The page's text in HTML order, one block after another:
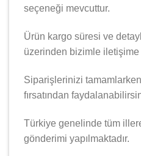
seçeneği mevcuttur.
Ürün kargo süresi ve
üzerinden bizimle
Siparişlerinizi
fırsatından
Türkiye genelinde tüm
gönderimi yapılmaktadır.